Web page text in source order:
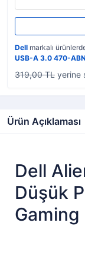
Dell markalı
USB-A 3.0 470-
319,00 TL yerine
Ürün Açıklaması
Dell
Düşük
Gaming